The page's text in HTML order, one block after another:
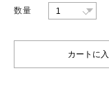
数量